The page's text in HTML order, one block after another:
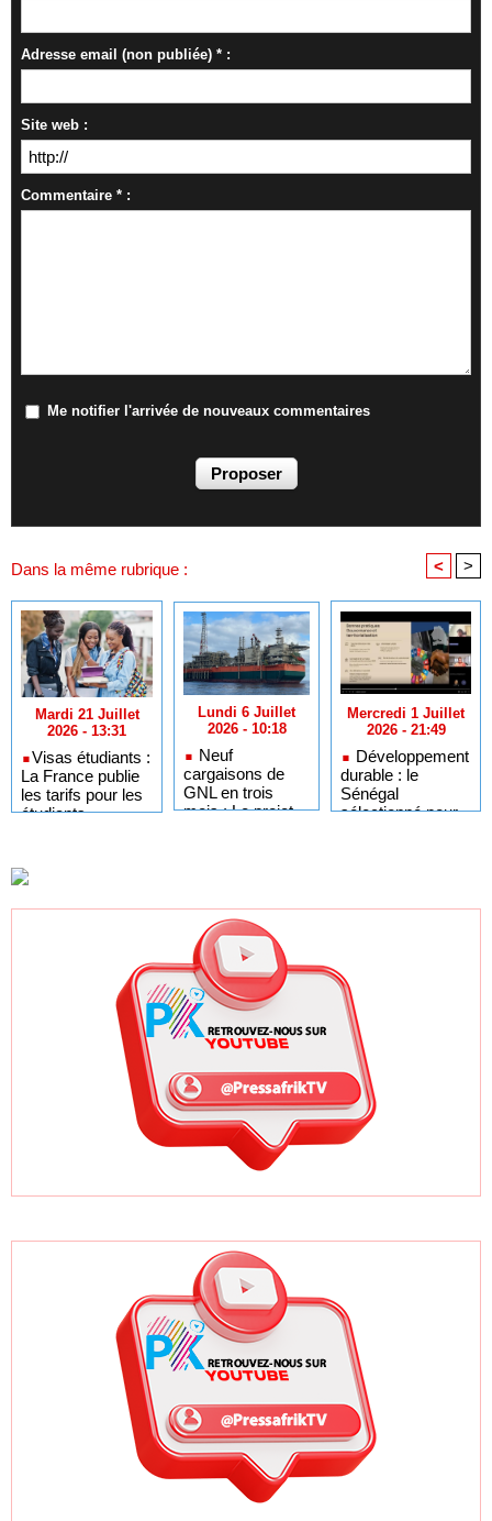
Adresse email (non publiée) * :
Site web :
Commentaire * :
Me notifier l'arrivée de nouveaux commentaires
Dans la même rubrique : < >
Mardi 21 Juillet
2026 - 13:31
​Visas étudiants :
La France publie
les tarifs pour les
étudiants
africains
Lundi 6 Juillet
2026 - 10:18
Neuf
cargaisons de
GNL en trois
mois : Le projet
Mercredi 1 Juillet
2026 - 21:49
Développement
durable : le
Sénégal
sélectionné pour
ODD